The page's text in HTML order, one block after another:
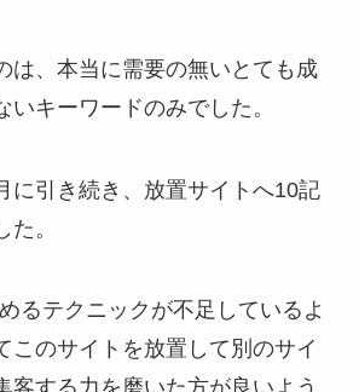
は、本当に需要の無いとても成
いキーワードのみでした。
に引き続き、放置サイトへ10記
。
るテクニックが不足しているよ
このサイトを放置して別のサイ